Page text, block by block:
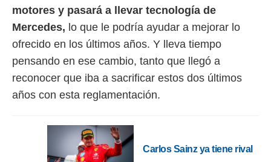
motores y pasará a llevar tecnología de
Mercedes, lo que le podría ayudar a mejorar lo
ofrecido en los últimos años. Y lleva tiempo
pensando en ese cambio, tanto que llegó a
reconocer que iba a sacrificar estos dos últimos
años con esta reglamentación.
Carlos Sainz ya tiene rival